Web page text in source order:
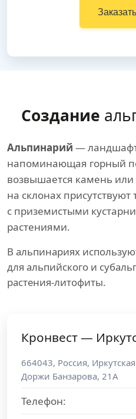
Создание
Альпинарий —
напоминающая горный
возвышается камень
на склонах
с приземистыми
растениями.
В альпинариях
для альпийского и
растения-литофиты.
Кронвест —
664043, Россия,
Доржи Банзарова, 21А
Телефон: